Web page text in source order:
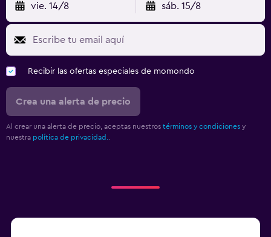
vie. 14/8 sáb. 15/8
Recibir las ofertas especiales de momondo
Crea una alerta de precio
Al crear una alerta de precio, aceptas nuestros términos y condiciones y
nuestra política de privacidad.